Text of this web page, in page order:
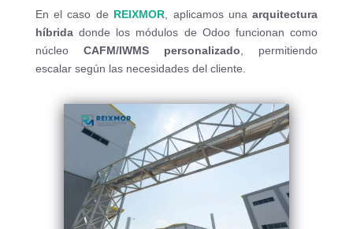
En el caso de REIXMOR , aplicamos unaarquitectura
híbridadonde los módulos de Odoo funcionan como
núcleo CAFM/IWMS personalizado , permitiendo
escalar según las necesidades del cliente.